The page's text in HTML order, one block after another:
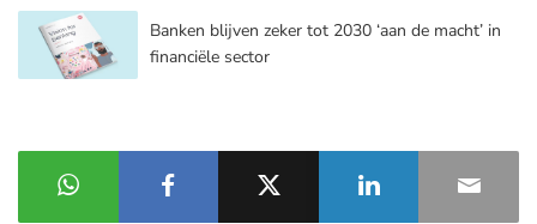
Banken blijven zeker tot 2030 ‘aan de macht’ in
financiële sector